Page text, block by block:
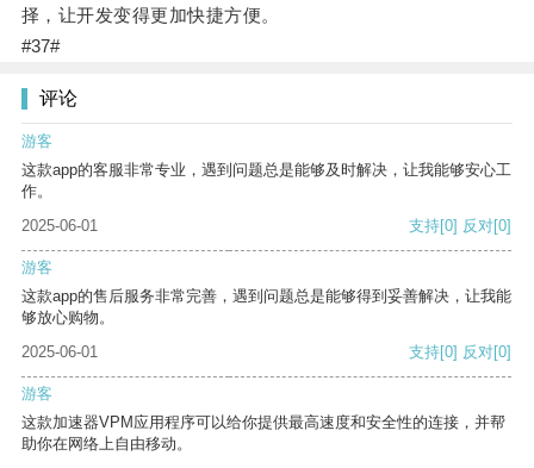
择，让开发变得更加快捷方便。
#37#
评论
游客
这款app的客服非常专业，遇到问题总是能够及时解决，让我能够安心工
作。
2025-06-01
支持[0] 反对[0]
游客
这款app的售后服务非常完善，遇到问题总是能够得到妥善解决，让我能
够放心购物。
2025-06-01
支持[0] 反对[0]
游客
这款加速器VPM应用程序可以给你提供最高速度和安全性的连接，并帮
助你在网络上自由移动。